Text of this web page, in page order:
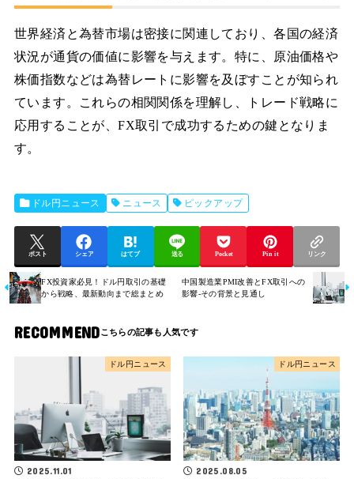
世界経済と為替市場は密接に関連しており、各国の経済
状況が通貨の価値に影響を与えます。特に、原油価格や
株価指数などは為替レートに影響を及ぼすことが知られ
ています。これらの相関関係を理解し、トレード戦略に
応用することが、FX取引で成功するための鍵となりま
す。
ドル円ニュース ニュース ピックアップ
ポスト シェア はてブ 送る Pocket Pin it リンク
FX投資家必見！ドル円取引の基礎
から戦略、最新動向まで総まとめ
中国製造業PMI改善とFX取引への
影響-その背景と見通し
RECOMMEND
ドル円ニュース
2025.11.01
ドル円ニュース
2025.08.05